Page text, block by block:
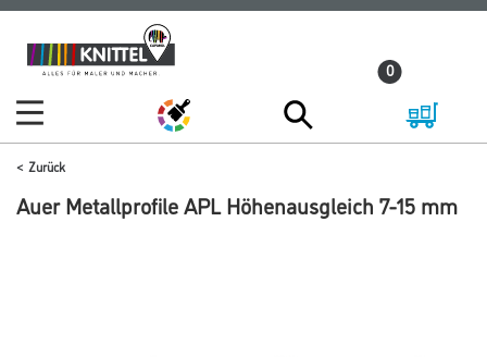
Zum
Inhalt
Zum
Navigationsmenü
0
Zurück
Auer Metallprofile APL Höhenausgleich 7-15 mm